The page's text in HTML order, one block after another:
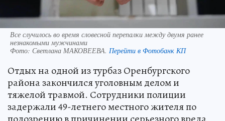
Все случилось во время словесной перепалки между двумя ранее
незнакомыми мужчинами
Фото: Светлана МАКОВЕЕВА. Перейти в Фотобанк КП
Отдых на одной из турбаз Оренбургского
района закончился уголовным делом и
тяжелой травмой. Сотрудники полиции
задержали 49-летнего местного жителя по